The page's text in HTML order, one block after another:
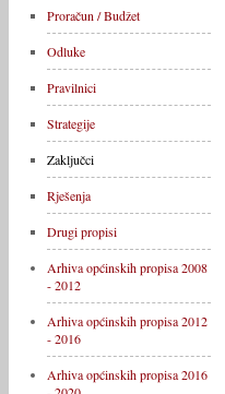
Proračun / Budžet
Odluke
Pravilnici
Strategije
Zaključci
Rješenja
Drugi propisi
Arhiva općinskih propisa 2008
- 2012
Arhiva općinskih propisa 2012
- 2016
Arhiva općinskih propisa 2016